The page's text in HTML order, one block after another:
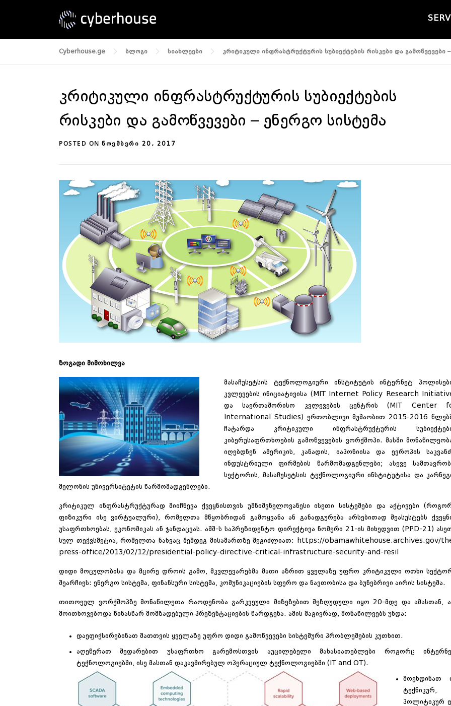
Cyberhouse.ge ბლოგი სიახლეები კრიტიკული ინფრასტრუქტურის სუბიექტების რისკები და გამოწვევები
კრიტიკული ინფრასტრუქტურის სუბიექტების
რისკები და გამოწვევები – ენერგო სისტემა
POSTED ON ᲜᲝᲔᲛᲑᲔᲠᲘ 20, 2017
ზოგადი მიმოხილვა
მასაჩუსეტსის ტექნოლოგიური ინსტიტუტის ინტერნეტ
კვლევების ინიციატივისა (MIT Internet Policy Research
და საერთაშორისო კვლევების ცენტრის (MIT Center
International Studies) ერთობლივი მუშაობით 2015-2016
ჩატარდა კრიტიკული ინფრასტრუქტურის
კიბერუსაფრთხოების გამოწვევების ვორქშოპი. მასში
იღებდნენ ამერიკის, კანადის, იაპონიისა და ევროპის
ინდუსტრიული ფირმების წარმომადგენლები; ასევე
სექტორის, მასაჩუსეტსის ტექნოლოგიური ინსტიტუტისა და
მელონის უნივერსიტეტის წარმომადგენლები.
კრიტიკულ ინფრასტრუქტურად მიიჩნევა ქვეყნისთვის უმნიშვნელოვანესი ისეთი სისტემები და აქტივები
ფიზიკური ისე ვირტუალური), რომელთა მწყობრიდან გამოყვანა ან განადგურება არსებითად შეასუსტებს
უსაფრთხოებას, ეკონომიკას ან ჯანდაცვას. აშშ-ს საპრეზიდენტო დირექტივა ნომერი 21-ის მიხედვით (PPD-21)
სულ თექვსმეტია, რომელთა ნახვაც შემდეგ მისამართზე შეგიძლიათ:
https://obamawhitehouse.archives.gov/
press-office/2013/02/12/presidential-policy-directive-critical-infrastructure-security-and-resil
დიდი მოცულობისა და მცირე დროის გამო, მკვლევარებმა მათი აზრით ყველაზე უფრო კრიტიკული ოთხი
შეარჩიეს: ენერგო სისტემა, ფინანსური სისტემა, კომუნიკაციების სფერო და ნავთობისა და ბუნებრივი აირის სისტემა.
თითოეულ ვორქშოპზე მონაწილეთა რაოდენობა გარკვეული მიზეზებით შეზღუდული იყო 20-მდე და ამასთან,
მოითხოვებოდა წინასწარ მომზადებული პრეზენტაციების წარდგენა. ამის მაგივრად, მონაწილეებს უნდა:
დაეფიქსირებინათ მათთვის ყველაზე უფრო დიდი გამოწვევები სისტემური პრობლემების კუთხით.
აღეწერათ შედარებით უსაფრთხო გარემოსთვის აუცილებელი მახასიათებლები როგორც
ტექნოლოგიებში, ისე მასთან დაკავშირებულ ოპერაციულ ტექნოლოგიებში (IT and OT).
მოეხდინათ
ტექნიკურ,
პოლიტიკურ